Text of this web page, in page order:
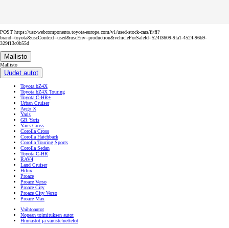
POST https://usc-webcomponents.toyota-europe.com/v1/used-stock-cars/fi/fi?
brand=toyota&uscContext=used&uscEnv=production&vehicleForSaleId=524f3609-9fa1-4524-96b9-
329f13c0b55d
Mallisto
Mallisto
Uudet autot
Toyota bZ4X
Toyota bZ4X Touring
Toyota C-HR+
Urban Cruiser
Aygo X
Yaris
GR Yaris
Yaris Cross
Corolla Cross
Corolla Hatchback
Corolla Touring Sports
Corolla Sedan
Toyota C-HR
RAV4
Land Cruiser
Hilux
Proace
Proace Verso
Proace City
Proace City Verso
Proace Max
Vaihtoautot
Nopean toimituksen autot
Hinnastot ja varusteluettelot